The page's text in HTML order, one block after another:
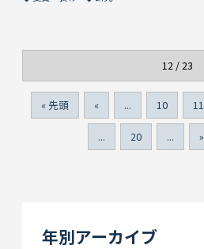
12 / 23
« 先頭 « ... 10 11
... 20 ... »
年別アーカイブ